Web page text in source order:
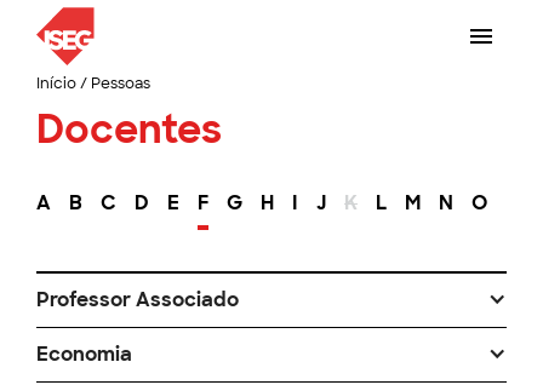
Início/ Pessoas
Docentes
A B C D E F G H I J K L M N O
Professor Associado
Economia